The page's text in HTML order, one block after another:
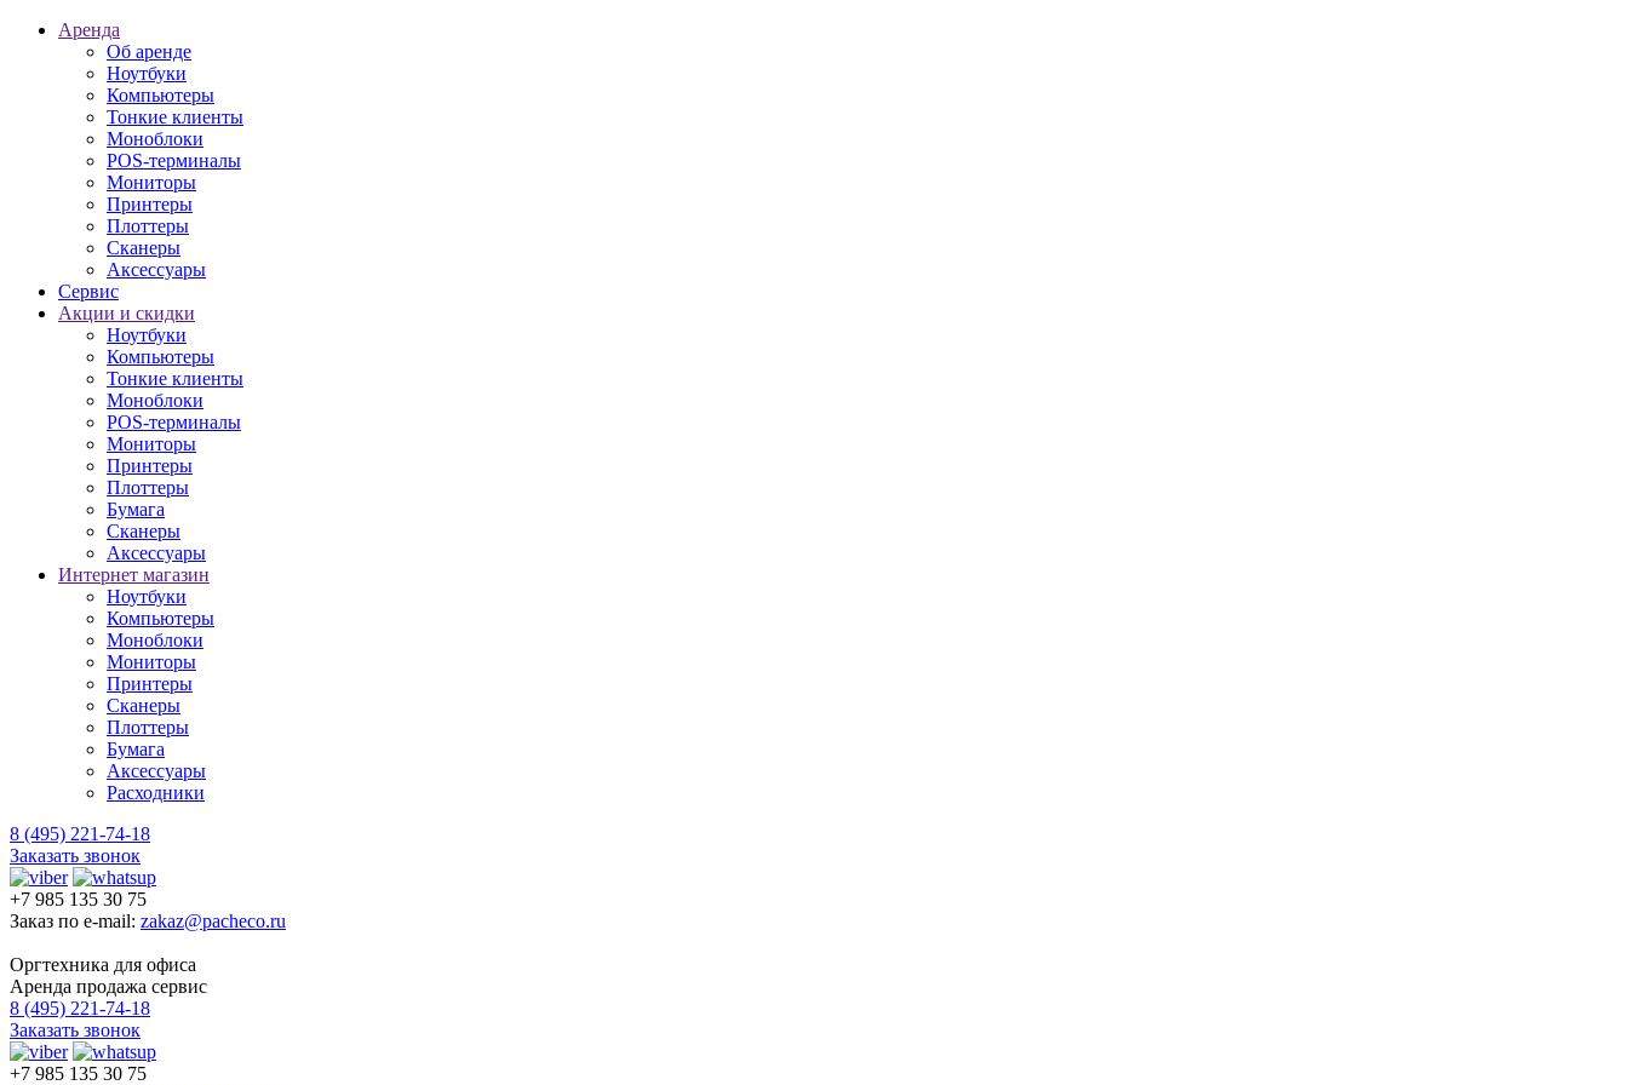
Аренда
Об аренде
Ноутбуки
Компьютеры
Тонкие клиенты
Моноблоки
POS-терминалы
Мониторы
Принтеры
Плоттеры
Сканеры
Аксессуары
Сервис
Акции и скидки
Ноутбуки
Компьютеры
Тонкие клиенты
Моноблоки
POS-терминалы
Мониторы
Принтеры
Плоттеры
Бумага
Сканеры
Аксессуары
Интернет магазин
Ноутбуки
Компьютеры
Моноблоки
Мониторы
Принтеры
Сканеры
Плоттеры
Бумага
Аксессуары
Расходники
8 (495) 221-74-18
Заказать звонок
+7 985 135 30 75
Заказ по e-mail: zakaz@pacheco.ru
Оргтехника для офиса
Аренда продажа сервис
8 (495) 221-74-18
Заказать звонок
+7 985 135 30 75